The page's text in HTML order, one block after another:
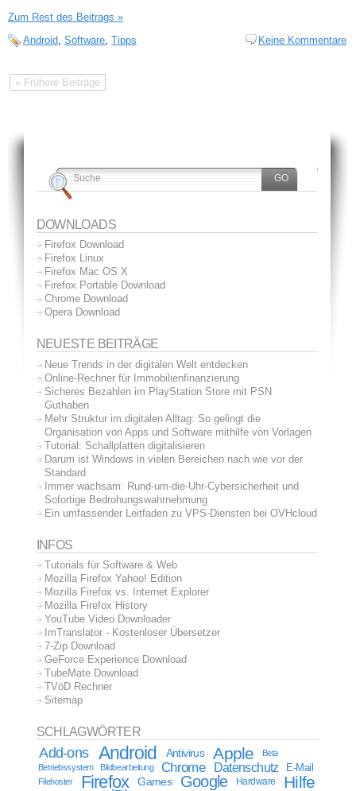
Zum Rest des Beitrags »
Android, Software, Tipps Keine Kommentare
« Frühere Beiträge
DOWNLOADS
Firefox Download
Firefox Linux
Firefox Mac OS X
Firefox Portable Download
Chrome Download
Opera Download
NEUESTE BEITRÄGE
Neue Trends in der digitalen Welt entdecken
Online-Rechner für Immobilienfinanzierung
Sicheres Bezahlen im PlayStation Store mit PSN
Guthaben
Mehr Struktur im digitalen Alltag: So gelingt die
Organisation von Apps und Software mithilfe von Vorlagen
Tutorial: Schallplatten digitalisieren
Darum ist Windows in vielen Bereichen nach wie vor der
Standard
Immer wachsam: Rund-um-die-Uhr-Cybersicherheit und
Sofortige Bedrohungswahrnehmung
Ein umfassender Leitfaden zu VPS-Diensten bei OVHcloud
INFOS
Tutorials für Software & Web
Mozilla Firefox Yahoo! Edition
Mozilla Firefox vs. Internet Explorer
Mozilla Firefox History
YouTube Video Downloader
ImTranslator - Kostenloser Übersetzer
7-Zip Download
GeForce Experience Download
TubeMate Download
TVöD Rechner
Sitemap
SCHLAGWÖRTER
Add-ons Android Antivirus Apple
Beta
Betriebssystem
Bildbearbeitung Chrome Datenschutz E-Mail
Filehoster Firefox Games Google Hardware Hilfe